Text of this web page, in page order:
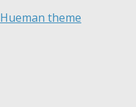
Hueman theme